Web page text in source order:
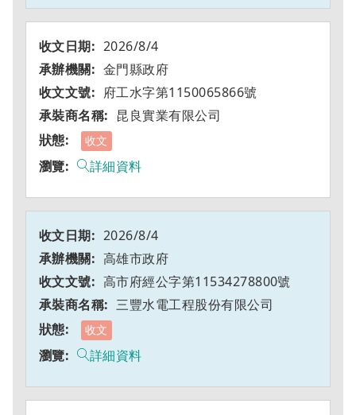
2026/8/4
金門縣政府
府工水字第1150065866號
昆良實業有限公司
收文
詳細資料
2026/8/4
高雄市政府
高市府經公字第11534278800號
三豐水電工程股份有限公司
收文
詳細資料